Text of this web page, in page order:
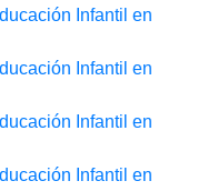
Infantil en
Infantil en
Infantil en
Infantil en